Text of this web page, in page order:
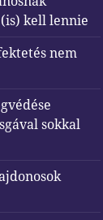
kell lennie
nem
sokkal